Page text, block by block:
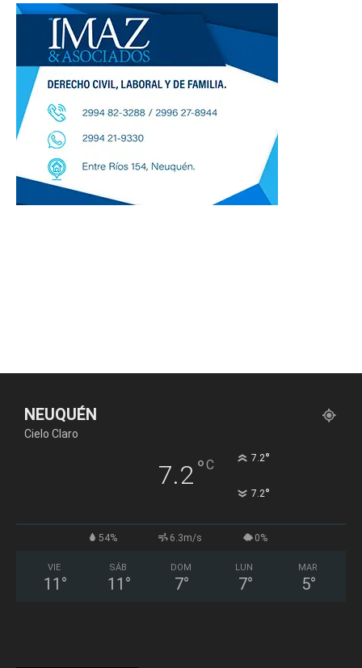
NEUQUÉN
Cielo Claro
7.2°C 7.2°
7.2°
54% 6.3m/s 0%
VIE
11 °
SÁB
11 °
DOM
7°
LUN
7°
MAR
5°